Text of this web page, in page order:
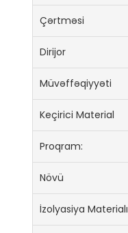
Çərtməsi
Dirijor
Müvəffəqiyyəti
Keçirici Material
Proqram:
Növü
İzolyasiya Materialı